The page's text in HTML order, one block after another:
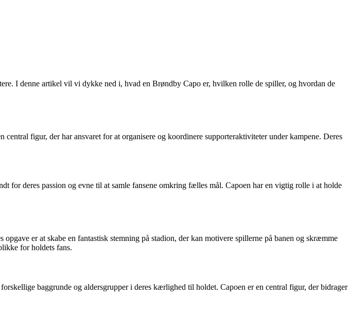
I denne artikel vil vi dykke ned i, hvad en Brøndby Capo er, hvilken rolle de spiller, og hvordan de
figur, der har ansvaret for at organisere og koordinere supporteraktiviteter under kampene. Deres
for deres passion og evne til at samle fansene omkring fælles mål. Capoen har en vigtig rolle i at holde
er at skabe en fantastisk stemning på stadion, der kan motivere spillerne på banen og skræmme
for holdets fans.
baggrunde og aldersgrupper i deres kærlighed til holdet. Capoen er en central figur, der bidrager